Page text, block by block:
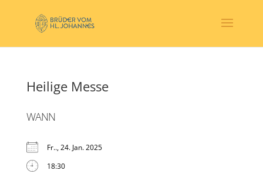
Heilige Messe
WANN
Fr.., 24. Jan. 2025
18:30